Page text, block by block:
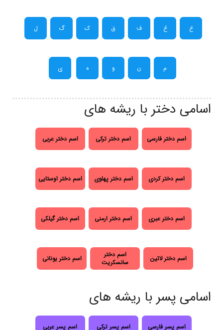
ع غ ف ق ک گ ل
م ن و ه ی
اسامی دختر با ریشه های
اسم دختر فارسی اسم دختر ترکی اسم دختر عربی
اسم دختر کردی اسم دختر پهلوی اسم دختر اوستایی
اسم دختر عبری اسم دختر ارمنی اسم دختر گیلکی
اسم دختر لاتین
اسم دختر
سانسکریت
اسم دختر یونانی
اسامی پسر با ریشه های
اسم پسر فارسی اسم پسر ترکی اسم پسر عربی